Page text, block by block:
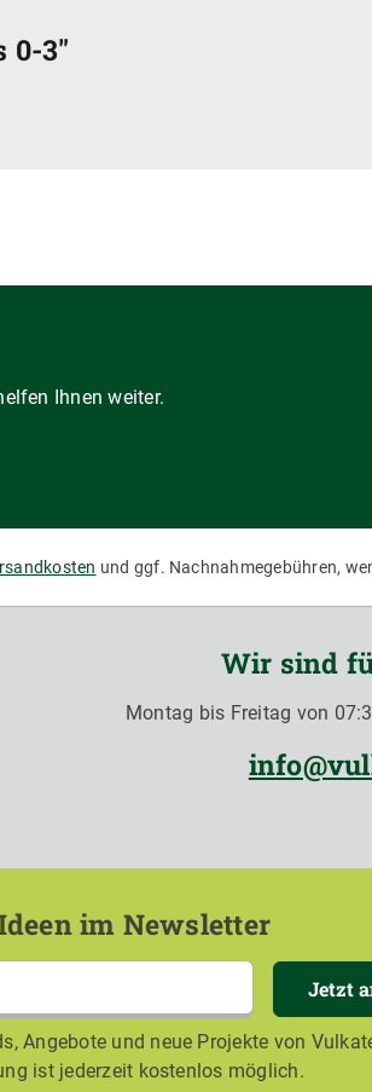
0-3"
Ihnen weiter.
und ggf. Nachnahmegebühren,
Wir sind
Montag bis Freitag von
im Newsletter
Jetzt
Angebote und neue Projekte von
ist jederzeit kostenlos möglich.